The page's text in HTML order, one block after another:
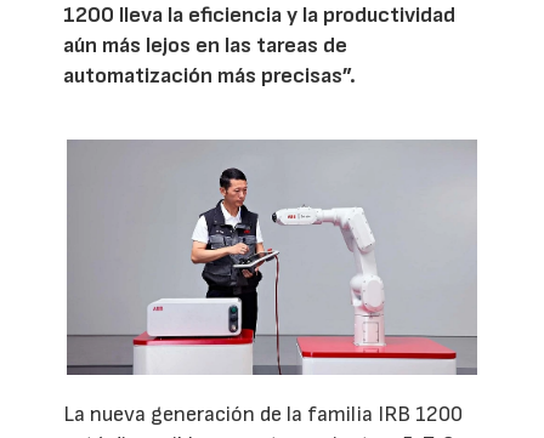
1200 lleva la eficiencia y la productividad
aún más lejos en las tareas de
automatización más precisas”.
La nueva generación de la familia IRB 1200